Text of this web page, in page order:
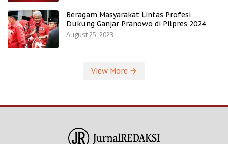
Beragam Masyarakat Lintas Profesi
Dukung Ganjar Pranowo di Pilpres 2024
August 25, 2023
View More